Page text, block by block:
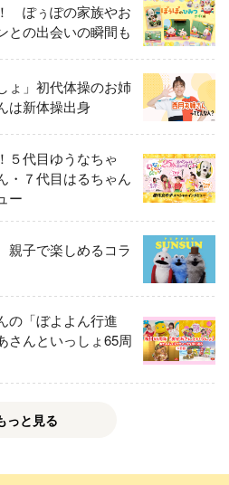
ぽぅぽの家族やお
との出会いの瞬間も
ょ」初代体操のお姉
は新体操出身
５代目ゆうなちゃ
・７代目はるちゃん
ー
子で楽しめるコラ
の「ぼよよん行進
んといっしょ65周
っと見る